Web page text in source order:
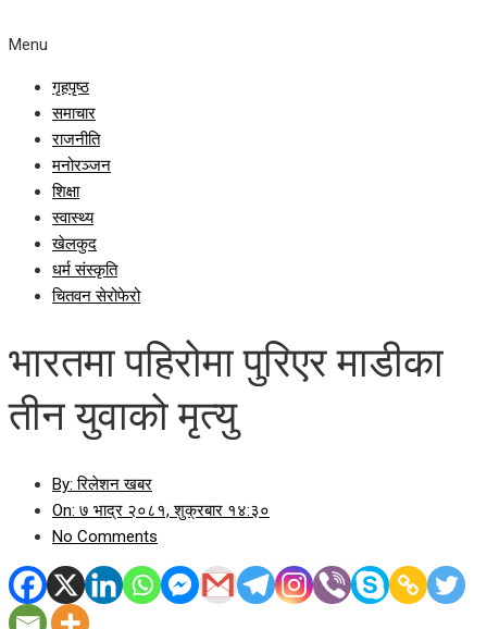
Menu
गृहपृष्ठ
समाचार
राजनीति
मनोरञ्जन
शिक्षा
स्वास्थ्य
खेलकुद
धर्म संस्कृति
चितवन सेरोफेरो
भारतमा पहिरोमा पुरिएर माडीका
तीन युवाको मृत्यु
By: रिलेशन खबर
On: ७ भाद्र २०८१, शुक्रबार १४:३०
No Comments